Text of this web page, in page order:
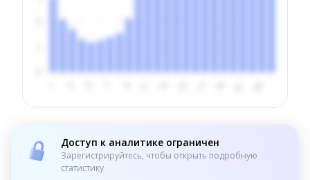
Доступ к аналитике ограничен
Зарегистрируйтесь, чтобы открыть подробную
статистику